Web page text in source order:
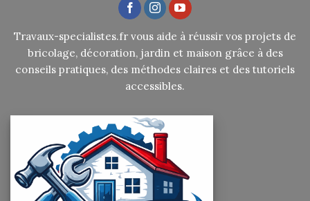
Travaux-specialistes.fr vous aide à réussir vos projets de
bricolage, décoration, jardin et maison grâce à des
conseils pratiques, des méthodes claires et des tutoriels
accessibles.